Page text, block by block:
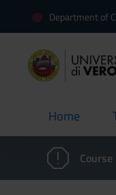
Department of
Home
current